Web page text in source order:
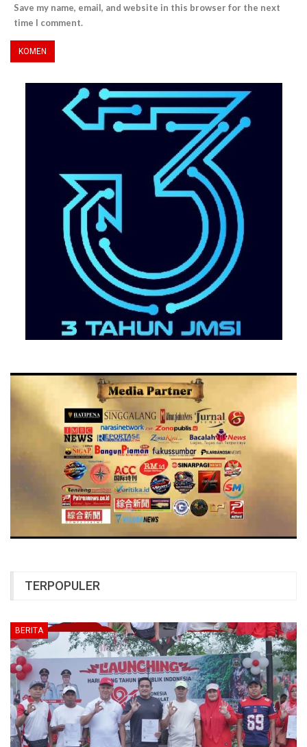
Save my name, email, and website in this browser for the next
time I comment.
TERPOPULER
BERITA